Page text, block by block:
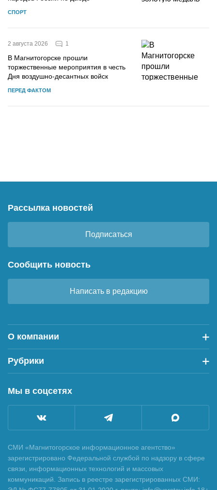
СПОРТ
2 августа 2026 1
В Магнитогорске прошли
торжественные мероприятия в честь
Дня воздушно-десантных войск
ПЕРЕД ФАКТОМ
Рассылка новостей
Подписаться
Сообщить новость
Написать в редакцию
О компании
Рубрики
Мы в соцсетях
СМИ «Магнитогорское информационное агентство»
зарегистрировано Федеральной службой по надзору в сфере
связи, информационных технологий и массовых
коммуникаций. Запись в реестре зарегистрированных СМИ: